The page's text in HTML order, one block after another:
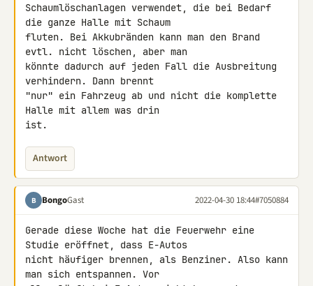
Schaumlöschanlagen verwendet, die bei Bedarf
die ganze Halle mit Schaum
fluten. Bei Akkubränden kann man den Brand
evtl. nicht löschen, aber man
könnte dadurch auf jeden Fall die Ausbreitung
verhindern. Dann brennt
"nur" ein Fahrzeug ab und nicht die komplette
Halle mit allem was drin
ist.
Antwort
B BongoGast 2022-04-30 18:44#7050884
Gerade diese Woche hat die Feuerwehr eine
Studie eröffnet, dass E-Autos
nicht häufiger brennen, als Benziner. Also kann
man sich entspannen. Vor